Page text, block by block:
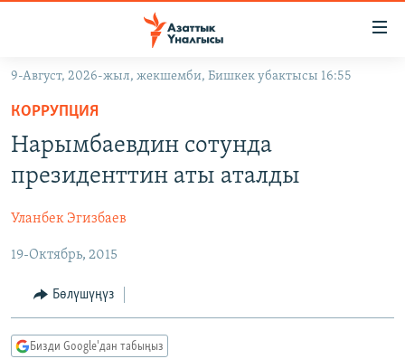
Навигацияга
өтүңүз
Издөөгө
салыңыз
КЫРГЫЗСТАН
КЫРГЫЗСТАН
ЭКОНОМИКА
МАДАНИЯТ
ДҮЙНӨ
БОРБОР АЗИЯ
УКРАИНА
АТАЙЫН ИЛИКТӨӨ
ТВ ПРОГРАММАЛАР
БҮГҮН АЗАТТЫКТА
ПОДКАСТ
ӨЗГӨЧӨ ПИКИР
9-Август, 2026-жыл, жекшемби, Бишкек убактысы 16:55
КОРРУПЦИЯ
Нарымбаевдин сотунда
президенттин аты аталды
Уланбек Эгизбаев
19-Октябрь, 2015
Бөлүшүңүз
Бизди Google'дан табыңыз